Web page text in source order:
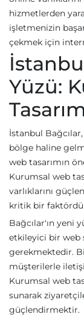
hizmetlerden
işletmenizin
çekmek için
Yüzü:
İstanbul
bölge haline
web tasarımın
Kurumsal web
varlıklarını
kritik bir
Bağcılar'ın yeni
etkileyici bir web
gerekmektedir.
müşterilerle
Kurumsal web
sunarak
güçlendirmektir.